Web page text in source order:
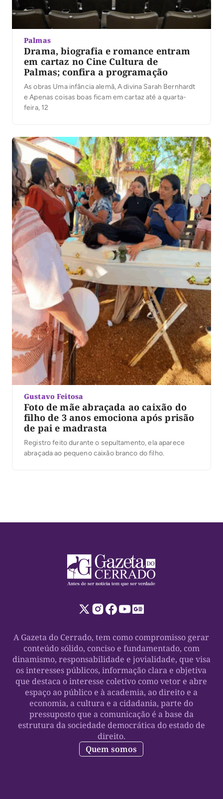
Palmas
Drama, biografia e romance entram
em cartaz no Cine Cultura de
Palmas; confira a programação
As obras Uma infância alemã, A divina Sarah Bernhardt
e Apenas coisas boas ficam em cartaz até a quarta-
feira, 12
Gustavo Feitosa
Foto de mãe abraçada ao caixão do
filho de 3 anos emociona após prisão
de pai e madrasta
Registro feito durante o sepultamento, ela aparece
abraçada ao pequeno caixão branco do filho.
A Gazeta do Cerrado, tem como compromisso gerar
conteúdo sólido, conciso e fundamentado, com
dinamismo, responsabilidade e jovialidade, que visa
os interesses públicos, informação clara e objetiva
que destaca o interesse coletivo como vetor e abre
espaço ao público e à academia, ao direito e a
economia, a cultura e a cidadania, parte do
pressuposto que a comunicação é a base da
estrutura da sociedade democrática do estado de
direito.
Quem somos